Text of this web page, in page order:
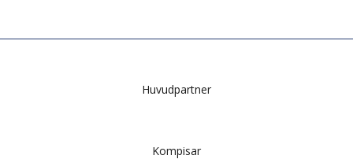
Huvudpartner
Kompisar